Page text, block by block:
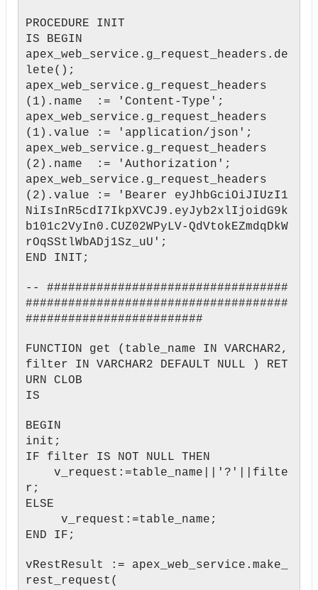
PROCEDURE INIT
IS BEGIN
apex_web_service.g_request_headers.de
lete();
apex_web_service.g_request_headers
(1).name := 'Content-Type';
apex_web_service.g_request_headers
(1).value := 'application/json';
apex_web_service.g_request_headers
(2).name := 'Authorization';
apex_web_service.g_request_headers
(2).value := 'Bearer eyJhbGciOiJIUzI1
NiIsInR5cdI7IkpXVCJ9.eyJyb2xlIjoidG9k
b101c2VyIn0.CUZ02WPyLV-QdVtokEZmdqDkW
rOqSStlWbADj1Sz_uU';
END INIT;
-- ##################################
#####################################
#########################
FUNCTION get (table_name IN VARCHAR2,
filter IN VARCHAR2 DEFAULT NULL ) RET
URN CLOB
IS
BEGIN
init;
IF filter IS NOT NULL THEN
v_request:=table_name||'?'||filte
r;
ELSE
v_request:=table_name;
END IF;
vRestResult := apex_web_service.make_
rest_request(